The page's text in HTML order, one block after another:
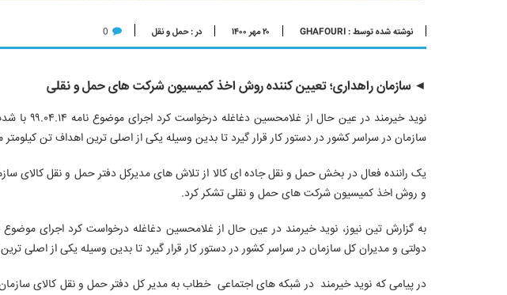
نوشته شده توسط : GHAFOURI ۲۰ مهر ۱۴۰۰ در :حمل و نقل 0
◄ سازمان راهداری؛ تعیین کننده روش اخذ کمیسیون شرکت های حمل و نقلی
نوید
سازمان در سراسر کشور در دستور کار قرار گیرد تا بدین وسیله یکی از اصلی ترین اهداف تن
یک راننده فعال در بخش حمل و نقل جاده ای کالا از تلاش های مدیرکل دفتر حمل و نقل کالای
و روش اخذ کمیسیون شرکت های حمل و نقلی تشکر کرد.
دولتی و مدیران کل سازمان در سراسر کشور در دستور کار قرار گیرد تا بدین وسیله یکی از اصلی
در پیامی که نوید خیرمند در شبکه های اجتماعی خطاب به مدیر کل دفتر حمل و نقل کالای